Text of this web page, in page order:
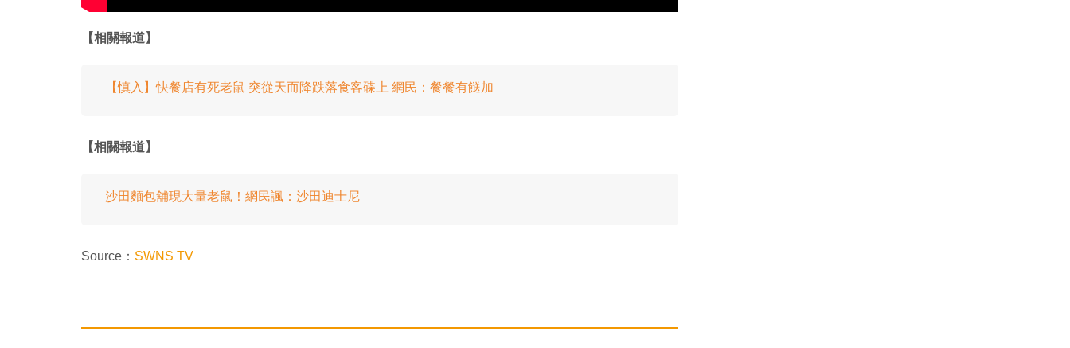
【相關報道】
【慎入】快餐店有死老鼠 突從天而降跌落食客碟上 網民：餐餐有餸加
【相關報道】
沙田麵包舖現大量老鼠！網民諷：沙田迪士尼
Source： SWNS TV